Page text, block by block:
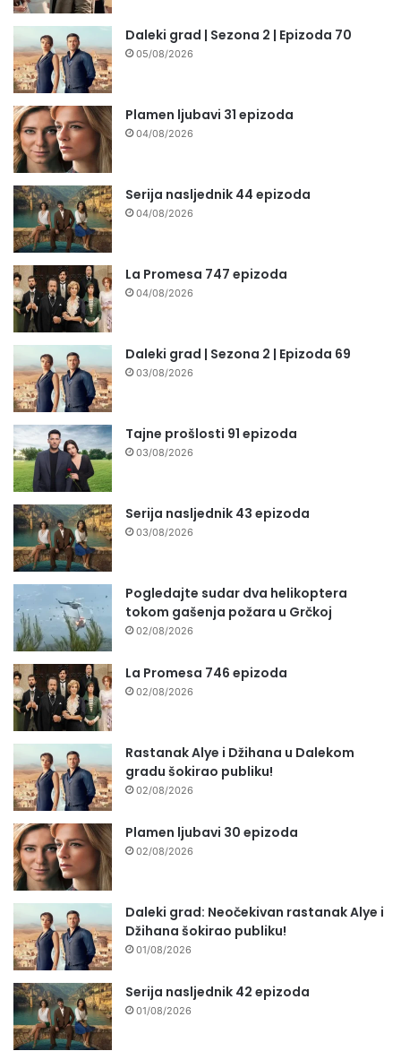
Daleki grad | Sezona 2 | Epizoda 70
05/08/2026
Plamen ljubavi 31 epizoda
04/08/2026
Serija nasljednik 44 epizoda
04/08/2026
La Promesa 747 epizoda
04/08/2026
Daleki grad | Sezona 2 | Epizoda 69
03/08/2026
Tajne prošlosti 91 epizoda
03/08/2026
Serija nasljednik 43 epizoda
03/08/2026
Pogledajte sudar dva helikoptera
tokom gašenja požara u Grčkoj
02/08/2026
La Promesa 746 epizoda
02/08/2026
Rastanak Alye i Džihana u Dalekom
gradu šokirao publiku!
02/08/2026
Plamen ljubavi 30 epizoda
02/08/2026
Daleki grad: Neočekivan rastanak Alye i
Džihana šokirao publiku!
01/08/2026
Serija nasljednik 42 epizoda
01/08/2026